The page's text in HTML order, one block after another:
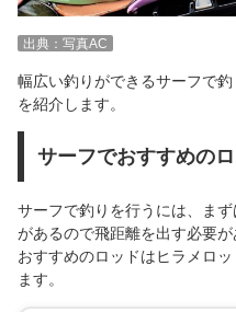
出典：写真AC
幅広い釣りができるサーフで
を紹介します。
サーフでおすすめの
サーフで釣りを行うには、ま
があるので飛距離を出す必要が
おすすめのロッドはヒラメロ
ます。